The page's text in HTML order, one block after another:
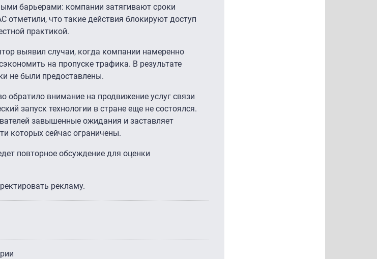
барьерами: компании затягивают сроки
что такие действия блокируют доступ
практикой.
выявил случаи, когда компании намеренно
на пропуске трафика. В результате
не были предоставлены.
обратило внимание на продвижение услуг связи
запуск технологии в стране еще не состоялся.
завышенные ожидания и заставляет
которых сейчас ограничены.
повторное обсуждение для оценки
рекламу.